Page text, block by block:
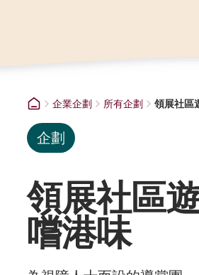
企業企劃 所有企劃 領展社區
企劃
領展社區
嚐港味